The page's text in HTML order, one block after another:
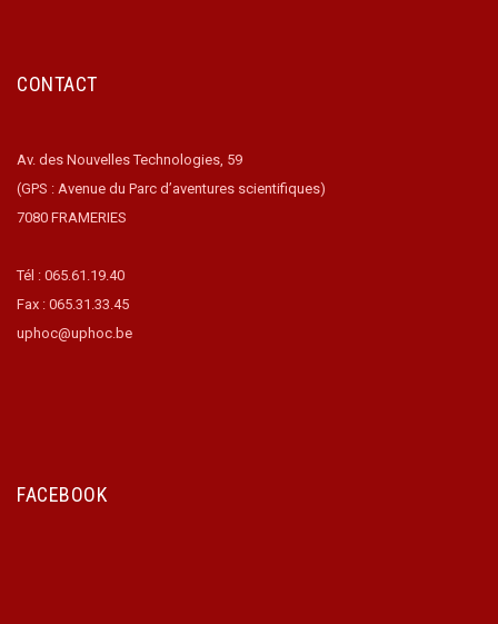
CONTACT
Av. des Nouvelles Technologies, 59
(GPS : Avenue du Parc d’aventures scientifiques)
7080 FRAMERIES
Tél : 065.61.19.40
Fax : 065.31.33.45
uphoc@uphoc.be
FACEBOOK